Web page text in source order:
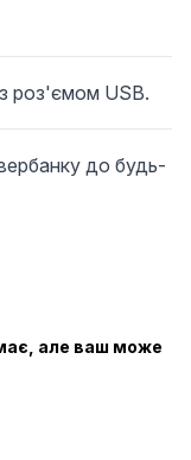
роз'ємом USB.
до будь-
але ваш може